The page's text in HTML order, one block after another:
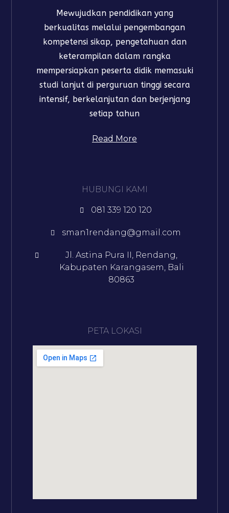
Mewujudkan pendidikan yang
berkualitas melalui pengembangan
kompetensi sikap, pengetahuan dan
keterampilan dalam rangka
mempersiapkan peserta didik memasuki
studi lanjut di perguruan tinggi secara
intensif, berkelanjutan dan berjenjang
setiap tahun​
Read More
HUBUNGI KAMI
081 339 120 120
sman1rendang@gmail.com
Jl. Astina Pura II, Rendang,
Kabupaten Karangasem, Bali
80863
PETA LOKASI